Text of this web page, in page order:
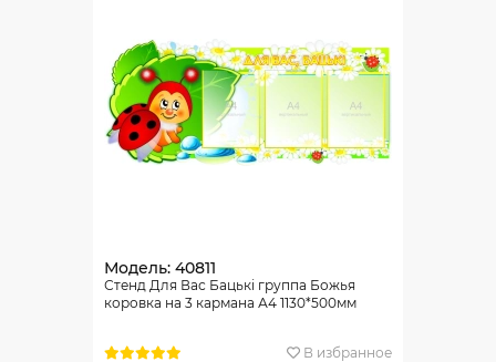
Модель: 40811
Стенд Для Вас Бацькi группа Божья
коровка на 3 кармана А4 1130*500мм
В избранное